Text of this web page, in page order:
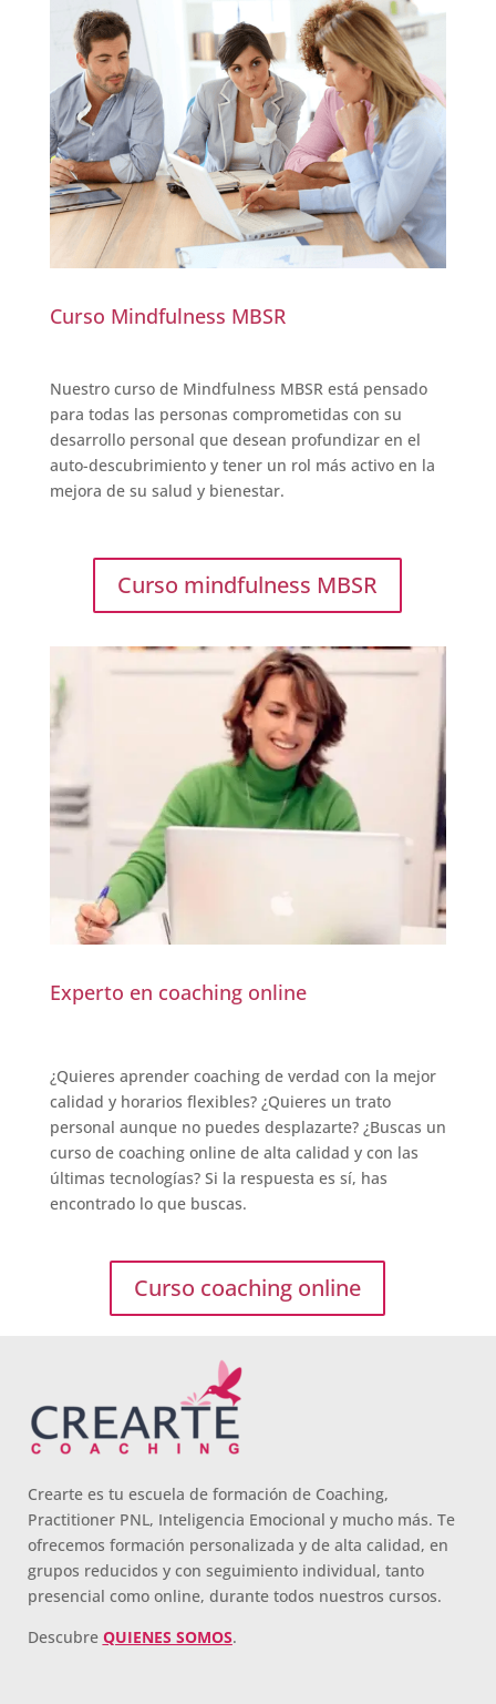
Curso Mindfulness MBSR
Nuestro curso de Mindfulness MBSR está pensado
para todas las personas comprometidas con su
desarrollo personal que desean profundizar en el
auto-descubrimiento y tener un rol más activo en la
mejora de su salud y bienestar.
Curso mindfulness MBSR
Experto en coaching online
¿Quieres aprender coaching de verdad con la mejor
calidad y horarios flexibles? ¿Quieres un trato
personal aunque no puedes desplazarte? ¿Buscas un
curso de coaching online de alta calidad y con las
últimas tecnologías? Si la respuesta es sí, has
encontrado lo que buscas.
Curso coaching online
Crearte es tu escuela de formación de Coaching,
Practitioner PNL, Inteligencia Emocional y mucho más. Te
ofrecemos formación personalizada y de alta calidad, en
grupos reducidos y con seguimiento individual, tanto
presencial como online, durante todos nuestros cursos.
Descubre QUIENES SOMOS.